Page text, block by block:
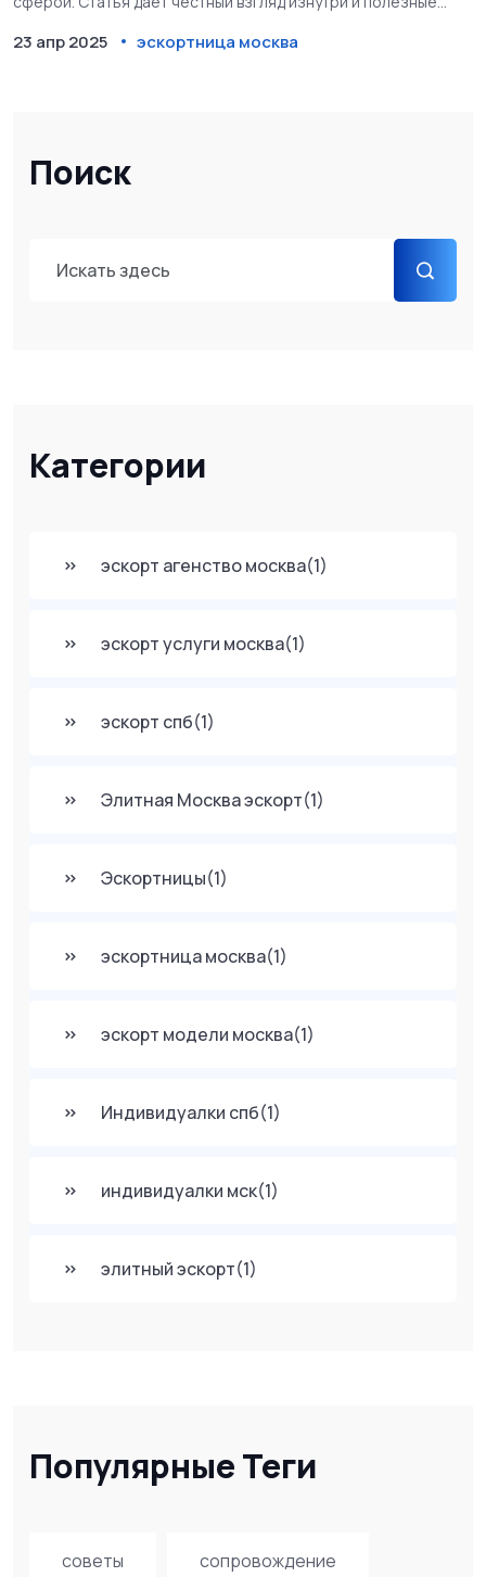
Поиск
Категории
эскорт агенство москва(1)
эскорт услуги москва(1)
эскорт спб(1)
Элитная Москва эскорт(1)
Эскортницы(1)
эскортница москва(1)
эскорт модели москва(1)
Индивидуалки спб(1)
индивидуалки мск(1)
элитный эскорт(1)
Популярные Теги
советы сопровождение
интересуется темой. Простой язык и практический подход —
23 апр 2025 эскортница москва